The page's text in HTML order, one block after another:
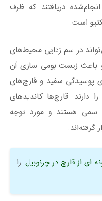
دریافتند که ظرف
است.
در سم‌ زدایی محیط‌های
باعث زیست بومی‌ سازی آن
پوسیدگی سفید و قارچ‌های
دارند. قارچ‌ها کاندیدهای
سمی هستند و مورد توجه
گرفته‌اند.
ای از قارچ در چرنوبیل را